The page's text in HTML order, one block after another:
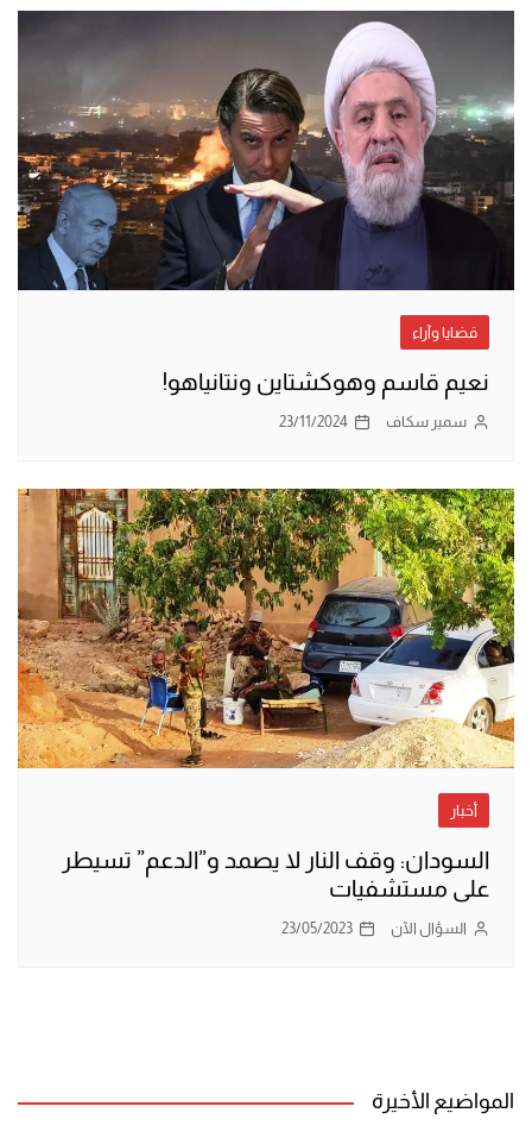
قضايا وآراء
نعيم قاسم وهوكشتاين ونتانياهو!
سمير سكاف 23/11/2024
أخبار
السودان: وقف النار لا يصمد و”الدعم” تسيطر
على مستشفيات
السؤال الآن 23/05/2023
المواضيع الأخيرة